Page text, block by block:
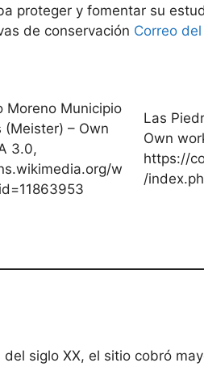
proteger y fomentar su
de conservación Correo del
Moreno Municipio
(Meister) – Own
3.0,
w
Las
Own
https://
/
siglo XX, el sitio cobró